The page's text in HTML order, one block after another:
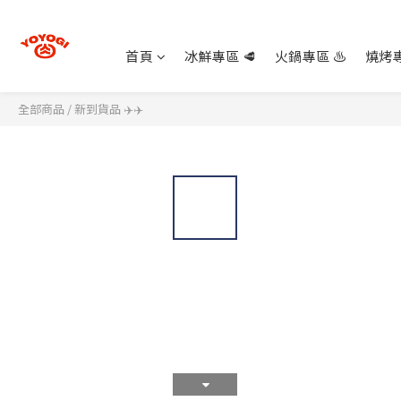
首頁 冰鮮專區 🥩 火鍋專區 ♨️ 燒烤
全部商品 /新到貨品 ✈️✈️